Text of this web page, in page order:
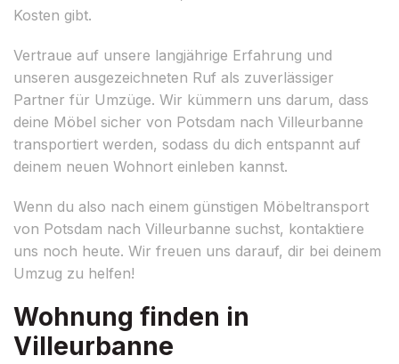
Kosten gibt.
Vertraue auf unsere langjährige Erfahrung und
unseren ausgezeichneten Ruf als zuverlässiger
Partner für Umzüge. Wir kümmern uns darum, dass
deine Möbel sicher von Potsdam nach Villeurbanne
transportiert werden, sodass du dich entspannt auf
deinem neuen Wohnort einleben kannst.
Wenn du also nach einem günstigen Möbeltransport
von Potsdam nach Villeurbanne suchst, kontaktiere
uns noch heute. Wir freuen uns darauf, dir bei deinem
Umzug zu helfen!
Wohnung finden in
Villeurbanne